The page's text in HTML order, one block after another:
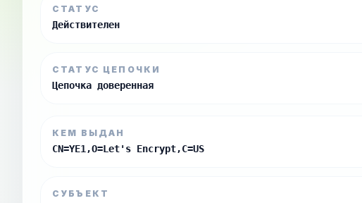
СТАТУС
Действителен
СТАТУС ЦЕПОЧКИ
Цепочка доверенная
КЕМ ВЫДАН
CN=YE1,O=Let's Encrypt,C=US
СУБЪЕКТ